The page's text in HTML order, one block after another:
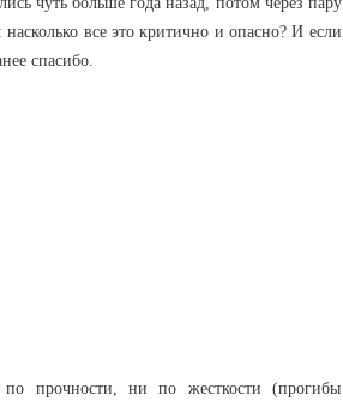
все это критично и опасно? И если
спасибо.
прочности, ни по жесткости (прогибы